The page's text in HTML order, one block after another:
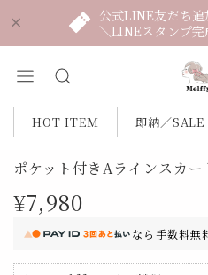
公式LINE友だち
＼LINEスタンプ
HOT ITEM 即納／SALE
ポケット付きAラインスカ
¥7,980
なら 手数料無